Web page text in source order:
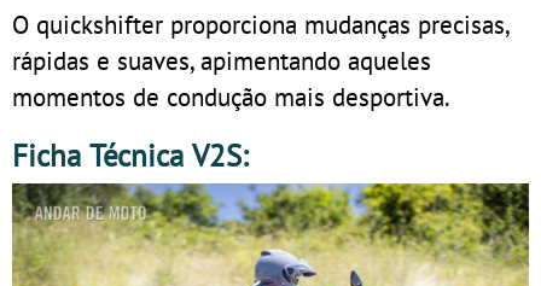
O quickshifter proporciona mudanças precisas,
rápidas e suaves, apimentando aqueles
momentos de condução mais desportiva.
Ficha Técnica V2S: